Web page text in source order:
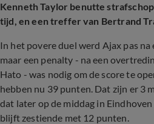
Kenneth Taylor benutte
tijd, en een treffer van Bertrand
In het povere duel werd Ajax pas
maar een penalty - na een
Hato - was nodig om de score te
hebben nu 39 punten. Dat zijn er 3
dat later op de middag in
blijft zestiende met 12 punten.